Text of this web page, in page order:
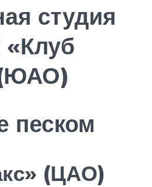
студия
«Клуб
(ЮАО)
песком
(ЦАО)